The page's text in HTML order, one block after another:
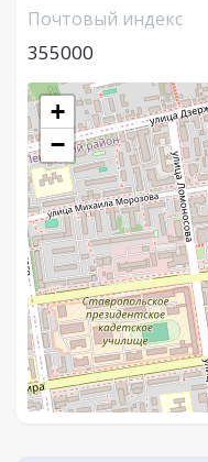
Почтовый индекс
355000
+
−